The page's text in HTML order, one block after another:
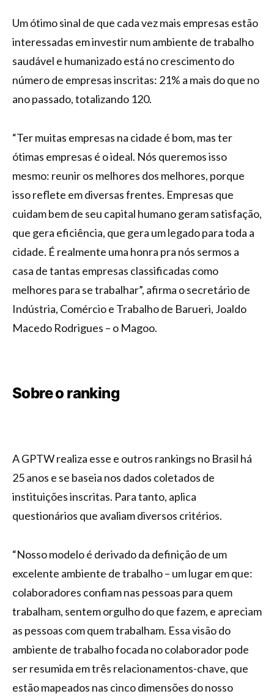
Um ótimo sinal de que cada vez mais empresas estão
interessadas em investir num ambiente de trabalho
saudável e humanizado está no crescimento do
número de empresas inscritas: 21% a mais do que no
ano passado, totalizando 120.
“Ter muitas empresas na cidade é bom, mas ter
ótimas empresas é o ideal. Nós queremos isso
mesmo: reunir os melhores dos melhores, porque
isso reflete em diversas frentes. Empresas que
cuidam bem de seu capital humano geram satisfação,
que gera eficiência, que gera um legado para toda a
cidade. É realmente uma honra pra nós sermos a
casa de tantas empresas classificadas como
melhores para se trabalhar”, afirma o secretário de
Indústria, Comércio e Trabalho de Barueri, Joaldo
Macedo Rodrigues – o Magoo.
Sobre o ranking
A GPTW realiza esse e outros rankings no Brasil há
25 anos e se baseia nos dados coletados de
instituições inscritas. Para tanto, aplica
questionários que avaliam diversos critérios.
“Nosso modelo é derivado da definição de um
excelente ambiente de trabalho – um lugar em que:
colaboradores confiam nas pessoas para quem
trabalham, sentem orgulho do que fazem, e apreciam
as pessoas com quem trabalham. Essa visão do
ambiente de trabalho focada no colaborador pode
ser resumida em três relacionamentos-chave, que
estão mapeados nas cinco dimensões do nosso